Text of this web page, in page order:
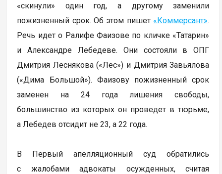
«скинули» один год, а другому заменили
пожизненный срок. Об этом пишет «Коммерсант».
Речь идет о Ралифе Фаизове по кличке «Татарин»
и Александре Лебедеве. Они состояли в ОПГ
Дмитрия Леснякова («Лес») и Дмитрия Завьялова
(«Дима Большой»). Фаизову пожизненный срок
заменен на 24 года лишения свободы,
большинство из которых он проведет в тюрьме,
а Лебедев отсидит не 23, а 22 года.
В Первый апелляционный суд обратились
с жалобами адвокаты осужденных, считая